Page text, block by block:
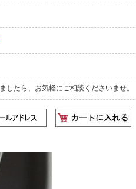
したら、お気軽にご相談くださいませ。